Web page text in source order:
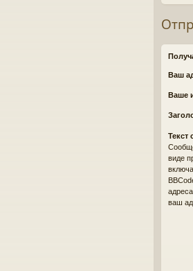
и
Ваш
Ваше
Текст
виде
ваш